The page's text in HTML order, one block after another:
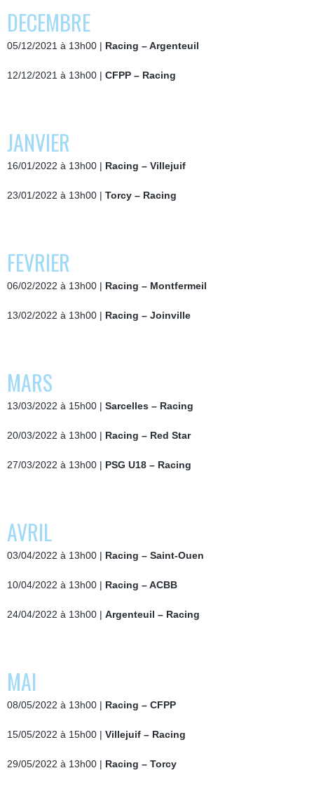
DECEMBRE
05/12/2021 à 13h00 | Racing – Argenteuil
12/12/2021 à 13h00 | CFPP – Racing
JANVIER
16/01/2022 à 13h00 | Racing – Villejuif
23/01/2022 à 13h00 | Torcy – Racing
FEVRIER
06/02/2022 à 13h00 | Racing – Montfermeil
13/02/2022 à 13h00 | Racing – Joinville
MARS
13/03/2022 à 15h00 | Sarcelles – Racing
20/03/2022 à 13h00 | Racing – Red Star
27/03/2022 à 13h00 | PSG U18 – Racing
AVRIL
03/04/2022 à 13h00 | Racing – Saint-Ouen
10/04/2022 à 13h00 | Racing – ACBB
24/04/2022 à 13h00 | Argenteuil – Racing
MAI
08/05/2022 à 13h00 | Racing – CFPP
15/05/2022 à 15h00 | Villejuif – Racing
29/05/2022 à 13h00 | Racing – Torcy